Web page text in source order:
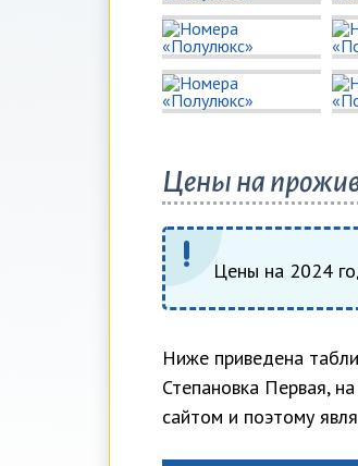
Цены на
Цены на 2024
Ниже приведена
Степановка Первая,
сайтом и поэтому